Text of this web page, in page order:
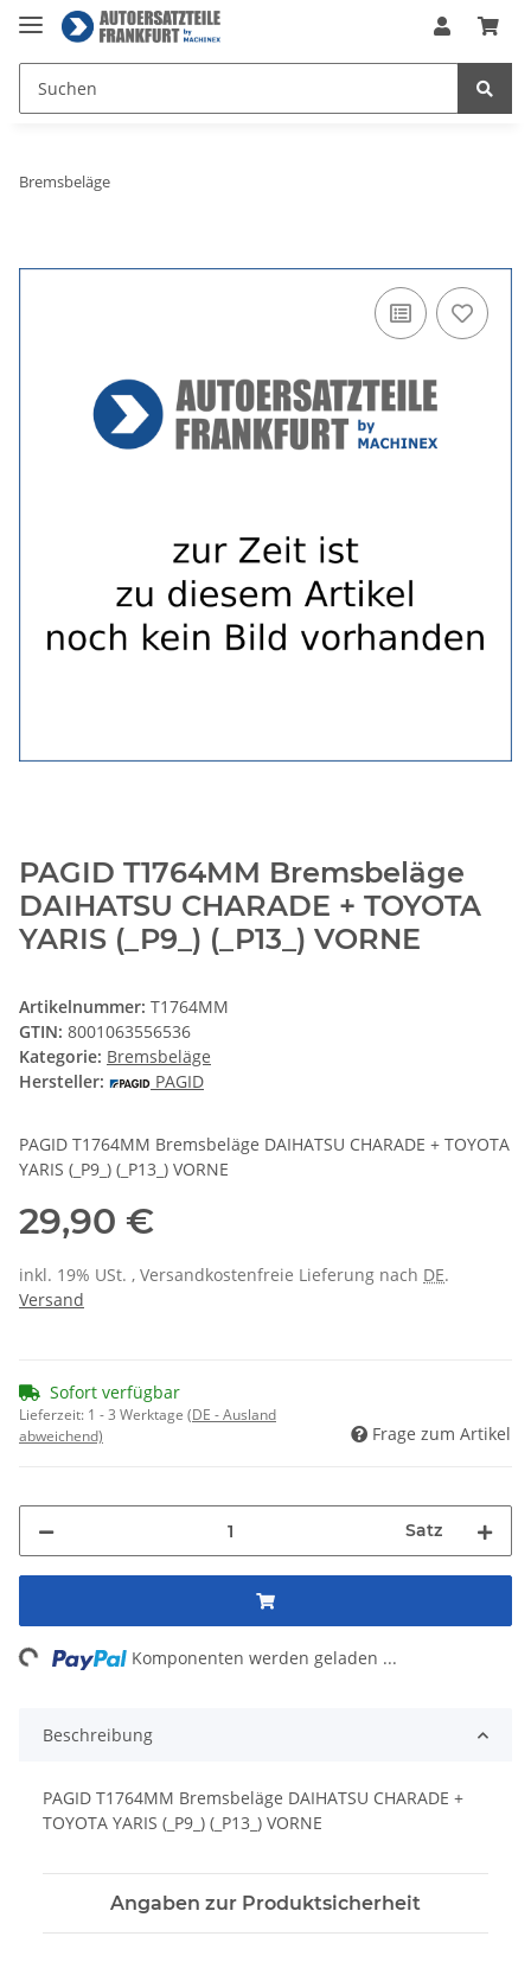
Bremsbeläge
PAGID T1764MM Bremsbeläge
DAIHATSU CHARADE + TOYOTA
YARIS (_P9_) (_P13_) VORNE
Artikelnummer: T1764MM
GTIN: 8001063556536
Kategorie: Bremsbeläge
Hersteller:
PAGID
PAGID T1764MM Bremsbeläge DAIHATSU CHARADE + TOYOTA
YARIS (_P9_) (_P13_) VORNE
29,90 €
inkl. 19% USt. , Versandkostenfreie Lieferung nach DE.
Versand
Sofort verfügbar
Lieferzeit: 1 - 3 Werktage (DE - Ausland
abweichend)
Frage zum Artikel
Satz
Komponenten werden geladen ...
Beschreibung
PAGID T1764MM Bremsbeläge DAIHATSU CHARADE +
TOYOTA YARIS (_P9_) (_P13_) VORNE
Angaben zur Produktsicherheit